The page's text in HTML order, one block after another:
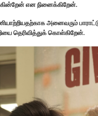
என நினைக்கிறேன்.
அனைவரும்
தெரிவித்துக் கொள்கிறேன்.